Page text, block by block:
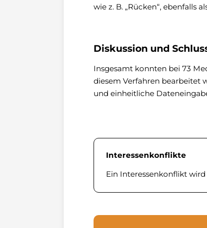
wie z. B. „Rücken“, ebenfalls
Diskussion und
Insgesamt konnten bei 73
diesem Verfahren bearbeitet
und einheitliche
Interessenkonflikte
Ein Interessenkonflikt